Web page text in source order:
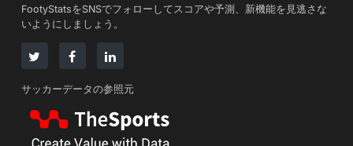
FootyStatsをSNSでフォローしてスコアや予測、新機能を見逃さな
いようにしましょう。
サッカーデータの参照元